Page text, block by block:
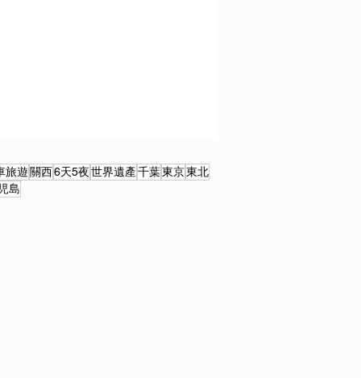
旅遊 關西6天5夜世界遺產千葉東京東北
島